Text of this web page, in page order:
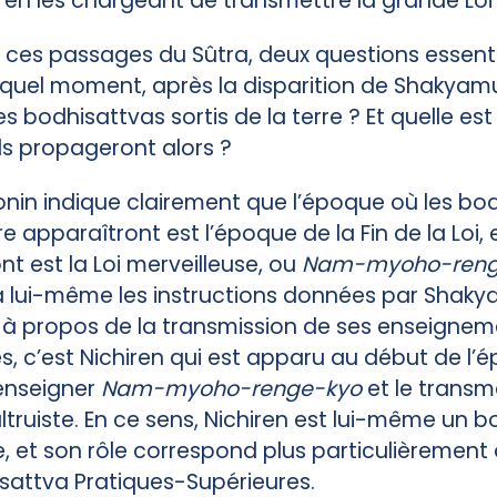
passages du Sûtra, deux questions
moment, après la disparition de
bodhisattvas sortis de la terre ? Et quelle
propageront alors ?
indique clairement que l’époque où les
apparaîtront est l’époque de la Fin de la Loi,
est la Loi merveilleuse, ou Nam-myoho-
lui-même les instructions données par
propos de la transmission de ses
c’est Nichiren qui est apparu au début de
Nam-myoho-renge-kyoet le
En ce sens, Nichiren est lui-même un
et son rôle correspond plus particulièrement
Pratiques-Supérieures.